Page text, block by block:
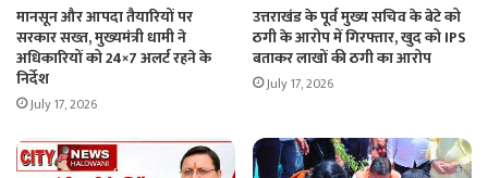
मानसून और आपदा तैयारियों पर
सरकार सख्त, मुख्यमंत्री धामी ने
अधिकारियों को 24×7 अलर्ट रहने के
निर्देश
July 17, 2026
उत्तराखंड के पूर्व मुख्य सचिव के बेटे को
ठगी के आरोप में गिरफ्तार, खुद को IPS
बताकर लाखों की ठगी का आरोप
July 17, 2026